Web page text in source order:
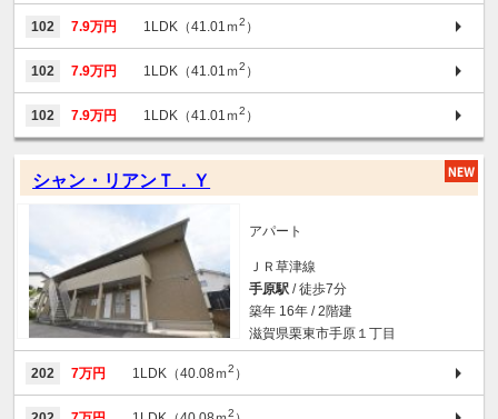
102 7.9万円 1LDK（41.01ｍ2 ）
102 7.9万円 1LDK（41.01ｍ2 ）
102 7.9万円 1LDK（41.01ｍ2 ）
シャン・リアンＴ．Ｙ
アパート
ＪＲ草津線
手原駅 / 徒歩7分
築年 16年 / 2階建
滋賀県栗東市手原１丁目
202 7万円 1LDK（40.08ｍ2 ）
2